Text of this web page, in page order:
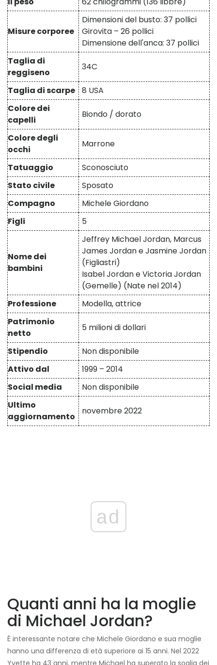
Misure corporee
Dimensioni del busto: 37 pollici
Girovita – 26 pollici
Dimensione dell'anca: 37 pollici
Taglia di
reggiseno
34C
Taglia di scarpe
8 USA
Colore dei
capelli
Biondo / dorato
Colore degli
occhi
Marrone
Tatuaggio
Sconosciuto
Stato civile
Sposato
Compagno
Michele Giordano
Figli
5
Nome dei
bambini
Jeffrey Michael Jordan, Marcus
James Jordan e Jasmine Jordan
(Figliastri)
Isabel Jordan e Victoria Jordan
(Gemelle) (Nate nel 2014)
Professione
Modella, attrice
Patrimonio
netto
5 milioni di dollari
Stipendio
Non disponibile
Attivo dal
1999 – 2014
Social media
Non disponibile
Ultimo
aggiornamento
novembre 2022
ad
Quanti anni ha la moglie
di Michael Jordan?
È interessante notare che Michele Giordano e sua moglie
hanno una differenza di età superiore ai 15 anni. Nel 2022